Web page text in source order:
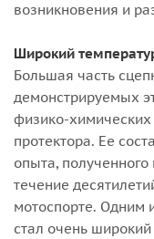
возникновения и
Широкий
Большая часть
демонстрируемых
физико-химических
протектора. Ее
опыта,
течение
мотоспорте. Одним
стал очень